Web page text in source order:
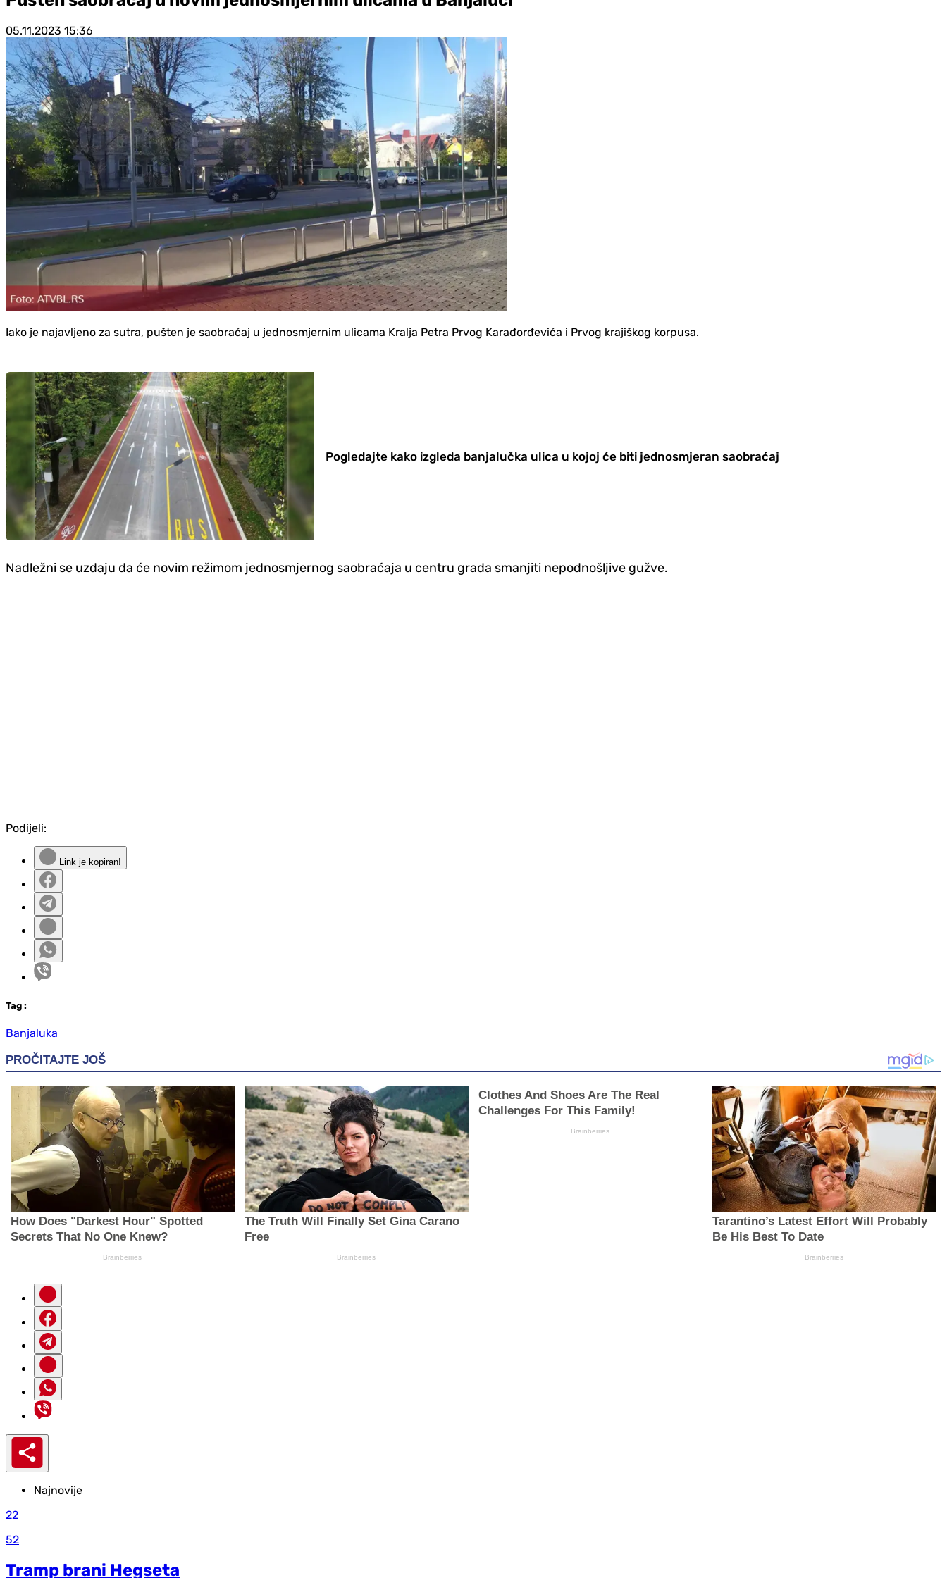
05.11.2023 15:36
Iako je najavljeno za sutra, pušten je saobraćaj u jednosmjernim ulicama Kralja Petra Prvog Karađorđevića i Prvog krajiškog korpusa.
Pogledajte kako izgleda banjalučka ulica u kojoj će biti jednosmjeran saobraćaj
Nadležni se uzdaju da će novim režimom jednosmjernog saobraćaja u centru grada smanjiti nepodnošljive gužve.
Podijeli:
Link je kopiran!
Tag :
Banjaluka
Najnovije
22
52
Tramp brani Hegseta